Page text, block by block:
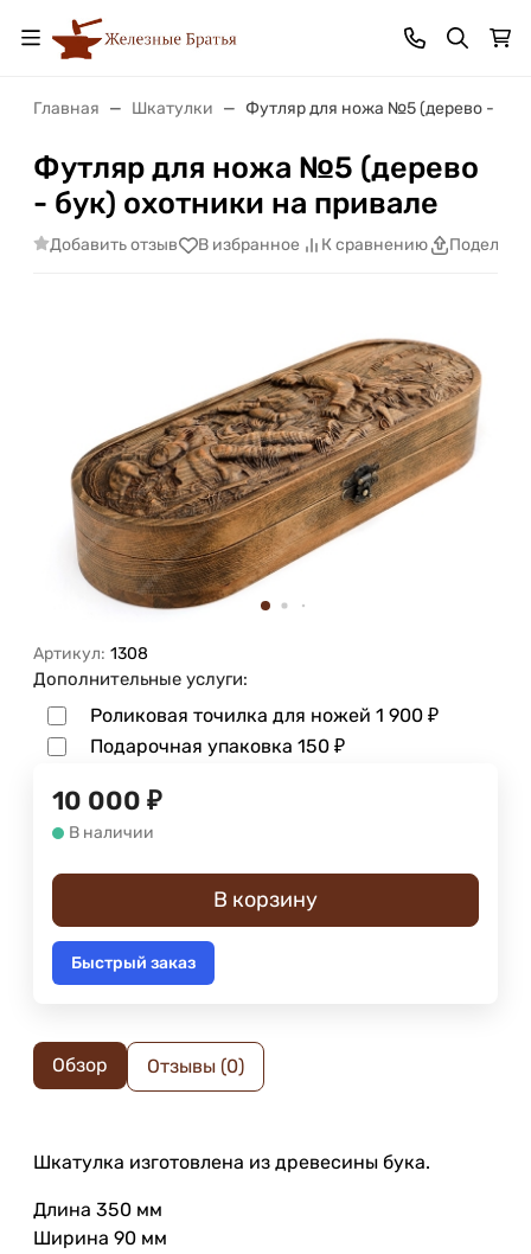
Главная Шкатулки Футляр для ножа №5 (дерево -
Футляр для ножа №5 (дерево
- бук) охотники на привале
Добавить отзыв В избранное К сравнению
Артикул: 1308
Дополнительные услуги:
Роликовая точилка для ножей 1 900 ₽
Подарочная упаковка 150 ₽
10 000 ₽
В наличии
В корзину
Быстрый заказ
Обзор Отзывы (0)
Шкатулка изготовлена из древесины бука.
Длина 350 мм
Ширина 90 мм